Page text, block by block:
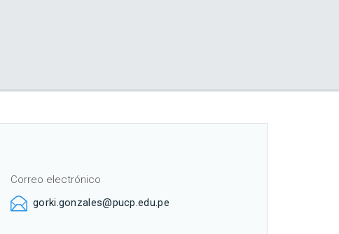
Correo electrónico
gorki.gonzales@pucp.edu.pe